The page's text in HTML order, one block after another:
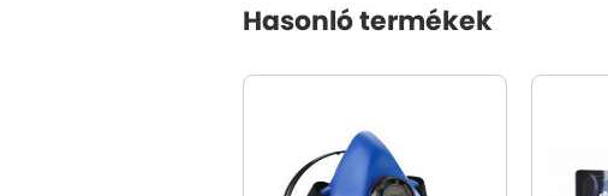
Hasonló termékek